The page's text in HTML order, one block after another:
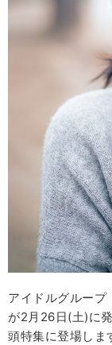
アイドルグルー
が2月26日(土)に
頭特集に登場しま